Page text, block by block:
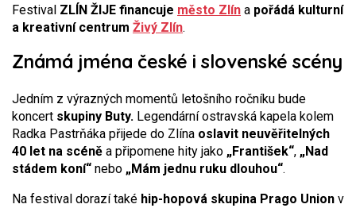
Festival ZLÍN ŽIJE financuje město Zlín a pořádá kulturní
a kreativní centrum Živý Zlín.
Známá jména české i slovenské scény
Jedním z výrazných momentů letošního ročníku bude
koncert skupiny Buty. Legendární ostravská kapela kolem
Radka Pastrňáka přijede do Zlína oslavit neuvěřitelných
40 let na scéně a připomene hity jako „František“, „Nad
stádem koní“ nebo „Mám jednu ruku dlouhou“.
Na festival dorazí také hip-hopová skupina Prago Union v